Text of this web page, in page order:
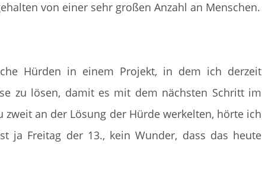
von einer sehr großen Anzahl an Menschen.
Hürden in einem Projekt, in dem ich derzeit
zu lösen, damit es mit dem nächsten Schritt im
an der Lösung der Hürde werkelten, hörte ich
ja Freitag der 13., kein Wunder, dass das heute